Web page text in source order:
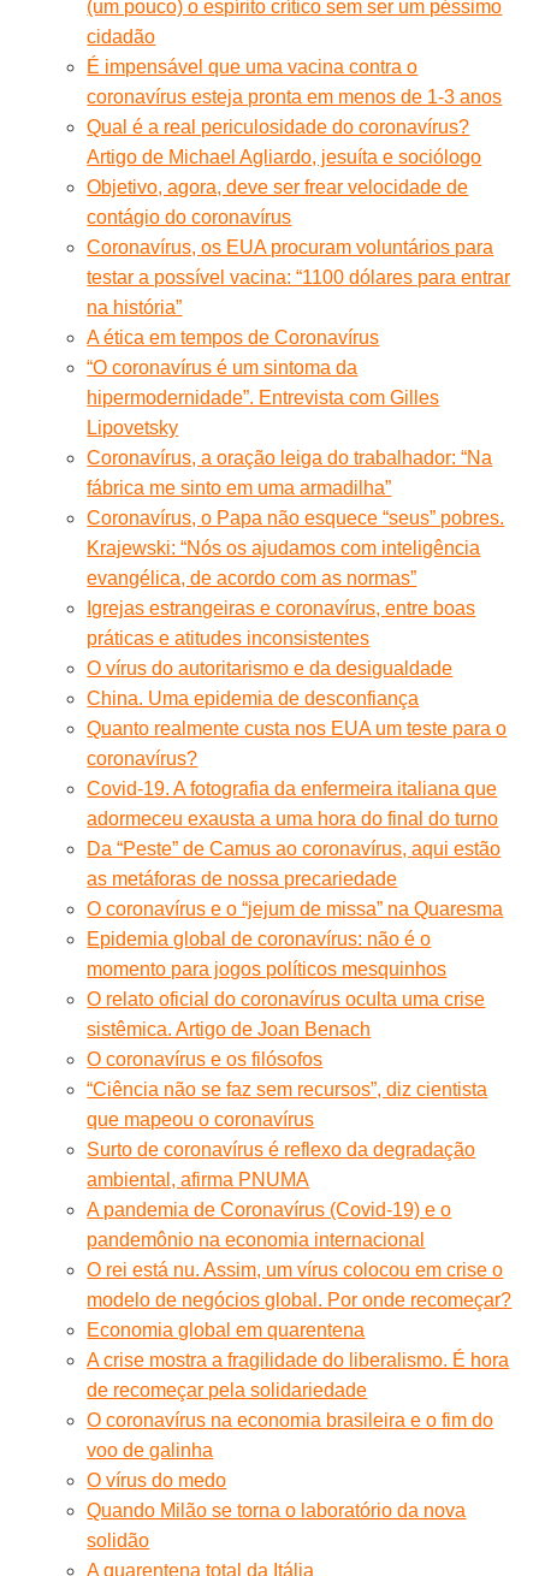
(um pouco) o espírito crítico sem ser um péssimo
cidadão
É impensável que uma vacina contra o
coronavírus esteja pronta em menos de 1-3 anos
Qual é a real periculosidade do coronavírus?
Artigo de Michael Agliardo, jesuíta e sociólogo
Objetivo, agora, deve ser frear velocidade de
contágio do coronavírus
Coronavírus, os EUA procuram voluntários para
testar a possível vacina: “1100 dólares para entrar
na história”
A ética em tempos de Coronavírus
“O coronavírus é um sintoma da
hipermodernidade”. Entrevista com Gilles
Lipovetsky
Coronavírus, a oração leiga do trabalhador: “Na
fábrica me sinto em uma armadilha”
Coronavírus, o Papa não esquece “seus” pobres.
Krajewski: “Nós os ajudamos com inteligência
evangélica, de acordo com as normas”
Igrejas estrangeiras e coronavírus, entre boas
práticas e atitudes inconsistentes
O vírus do autoritarismo e da desigualdade
China. Uma epidemia de desconfiança
Quanto realmente custa nos EUA um teste para o
coronavírus?
Covid-19. A fotografia da enfermeira italiana que
adormeceu exausta a uma hora do final do turno
Da “Peste” de Camus ao coronavírus, aqui estão
as metáforas de nossa precariedade
O coronavírus e o “jejum de missa” na Quaresma
Epidemia global de coronavírus: não é o
momento para jogos políticos mesquinhos
O relato oficial do coronavírus oculta uma crise
sistêmica. Artigo de Joan Benach
O coronavírus e os filósofos
“Ciência não se faz sem recursos”, diz cientista
que mapeou o coronavírus
Surto de coronavírus é reflexo da degradação
ambiental, afirma PNUMA
A pandemia de Coronavírus (Covid-19) e o
pandemônio na economia internacional
O rei está nu. Assim, um vírus colocou em crise o
modelo de negócios global. Por onde recomeçar?
Economia global em quarentena
A crise mostra a fragilidade do liberalismo. É hora
de recomeçar pela solidariedade
O coronavírus na economia brasileira e o fim do
voo de galinha
O vírus do medo
Quando Milão se torna o laboratório da nova
solidão
A quarentena total da Itália